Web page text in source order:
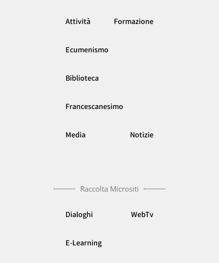
Attività Formazione
Ecumenismo
Biblioteca
Francescanesimo
Media Notizie
Raccolta Micrositi
Dialoghi WebTv
E-Learning